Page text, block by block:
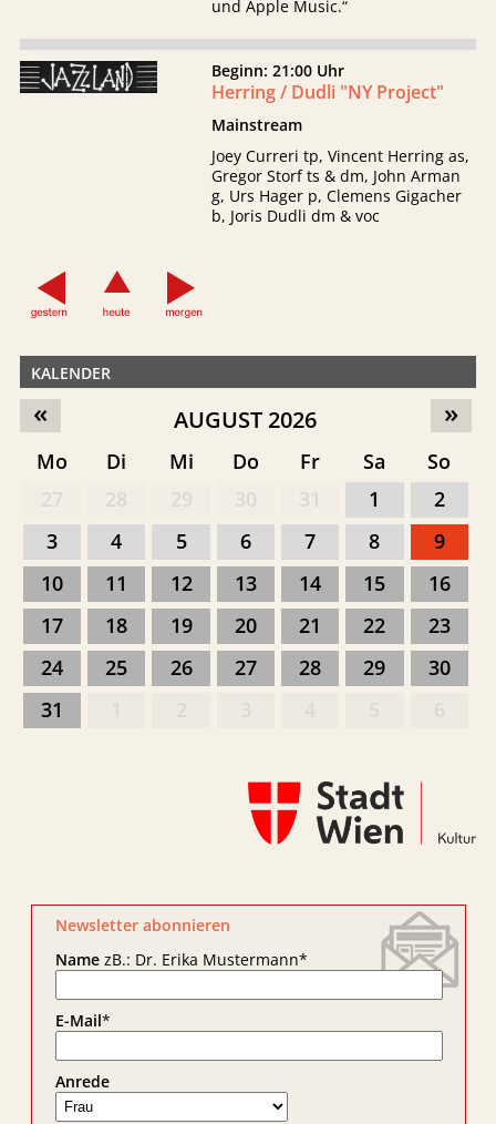
und Apple Music.“
Beginn: 21:00 Uhr
Herring / Dudli "NY Project"
Mainstream
Joey Curreri tp, Vincent Herring as,
Gregor Storf ts & dm, John Arman
g, Urs Hager p, Clemens Gigacher
b, Joris Dudli dm & voc
KALENDER
»
« AUGUST 2026
Mo Di Mi Do Fr Sa
So
1
2
3
4 5 6 7 8
9
10
11 12 13 14 15
16
17
18 19 20 21 22
23
24
25 26 27 28 29
30
31
Newsletter abonnieren
NamezB.: Dr. Erika Mustermann*
E-Mail*
Anrede